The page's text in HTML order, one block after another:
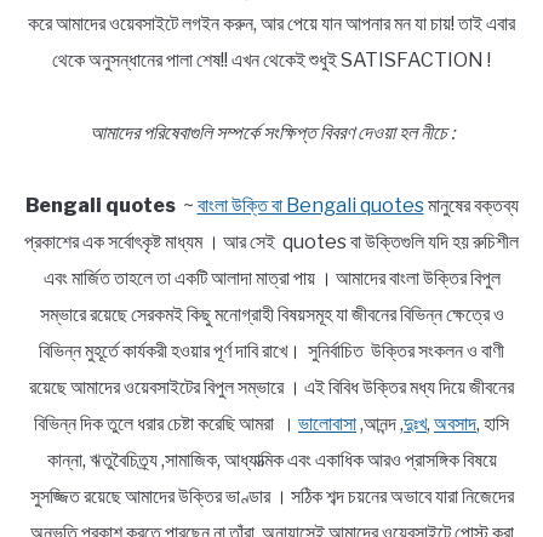
করে আমাদের ওয়েবসাইটে লগইন করুন, আর পেয়ে যান আপনার মন যা চায়! তাই এবার
থেকে অনুসন্ধানের পালা শেষ!! এখন থেকেই শুধুই SATISFACTION !
আমাদের পরিষেবাগুলি সম্পর্কে সংক্ষিপ্ত বিবরণ দেওয়া হল নীচে :
Bengali quotes~ বাংলা উক্তি বা Bengali quotesমানুষের বক্তব্য
প্রকাশের এক সর্বোৎকৃষ্ট মাধ্যম । আর সেই quotes বা উক্তিগুলি যদি হয় রুচিশীল
এবং মার্জিত তাহলে তা একটি আলাদা মাত্রা পায় । আমাদের বাংলা উক্তির বিপুল
সম্ভারে রয়েছে সেরকমই কিছু মনোগ্রাহী বিষয়সমূহ যা জীবনের বিভিন্ন ক্ষেত্রে ও
বিভিন্ন মুহূর্তে কার্যকরী হওয়ার পূর্ণ দাবি রাখে। সুনির্বাচিত উক্তির সংকলন ও বাণী
রয়েছে আমাদের ওয়েবসাইটের বিপুল সম্ভারে । এই বিবিধ উক্তির মধ্য দিয়ে জীবনের
বিভিন্ন দিক তুলে ধরার চেষ্টা করেছি আমরা । ভালোবাসা,আনন্দ ,দুঃখ, অবসাদ, হাসি
কান্না, ঋতুবৈচিত্র্য ,সামাজিক, আধ্যাত্মিক এবং একাধিক আরও প্রাসঙ্গিক বিষয়ে
সুসজ্জিত রয়েছে আমাদের উক্তির ভাণ্ডার । সঠিক শব্দ চয়নের অভাবে যারা নিজেদের